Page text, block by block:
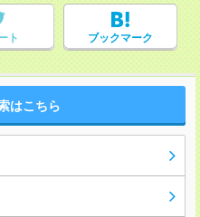
ト ブックマーク
はこちら